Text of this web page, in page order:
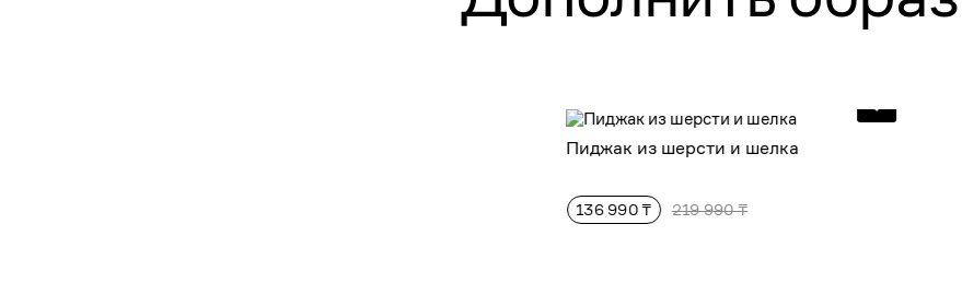
Пиджак из шерсти и шелка
136 990 ₸ 219 990 ₸